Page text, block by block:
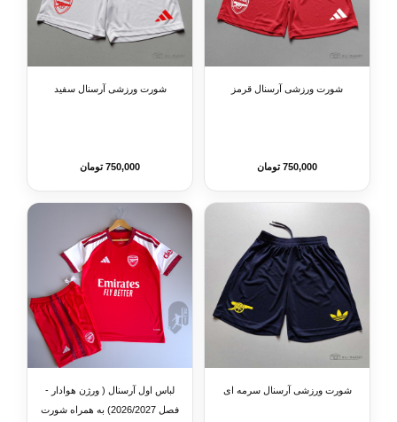
شورت ورزشی آرسنال قرمز
750,000 تومان
شورت ورزشی آرسنال سفید
750,000 تومان
شورت ورزشی آرسنال سرمه ای
لباس اول آرسنال ( ورژن هوادار -
فصل 2026/2027) به همراه شورت